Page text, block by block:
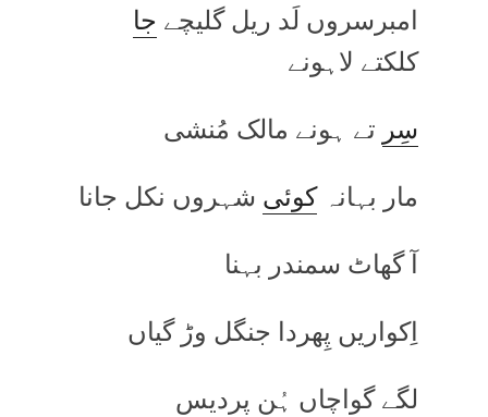
امبرسروں لَد ریل گلیچے جا
کلکتے لاہونے
سِر تے ہونے مالک مُنشی
مار بہانہکوئی شہروں نکل جانا
آ گھاٹ سمندر بہنا
اِکواریں پِھردا جنگل وڑ گیاں
لگے گواچاں ہُن پردیس